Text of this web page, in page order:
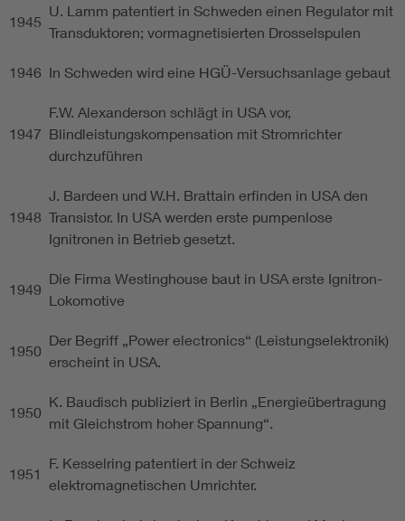
1945
U. Lamm patentiert in Schweden einen Regulator mit
Transduktoren; vormagnetisierten Drosselspulen
1946 In Schweden wird eine HGÜ-Versuchsanlage gebaut
1947
F.W. Alexanderson schlägt in USA vor,
Blindleistungskompensation mit Stromrichter
durchzuführen
1948
J. Bardeen und W.H. Brattain erfinden in USA den
Transistor. In USA werden erste pumpenlose
Ignitronen in Betrieb gesetzt.
1949
Die Firma Westinghouse baut in USA erste Ignitron-
Lokomotive
1950
Der Begriff „Power electronics“ (Leistungselektronik)
erscheint in USA.
1950
K. Baudisch publiziert in Berlin „Energieübertragung
mit Gleichstrom hoher Spannung“.
1951
F. Kesselring patentiert in der Schweiz
elektromagnetischen Umrichter.